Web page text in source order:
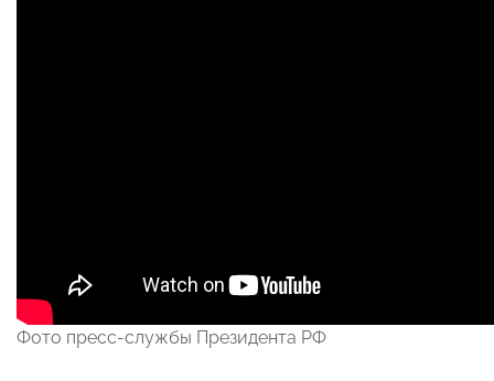
Фото пресс-службы Президента РФ